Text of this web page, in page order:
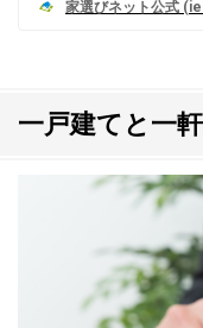
一戸建てと一